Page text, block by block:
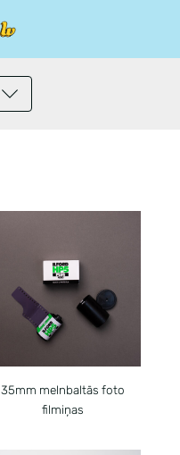
35mm melnbaltās foto
filmiņas